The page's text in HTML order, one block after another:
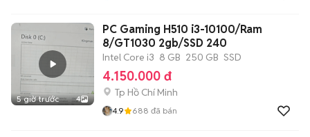
5 giờ trước 4
PC Gaming H510 i3-10100/Ram
8/GT1030 2gb/SSD 240
Intel Core i3 8 GB 250 GB SSD
4.150.000 đ
Tp Hồ Chí Minh
4.9 688 đã bán